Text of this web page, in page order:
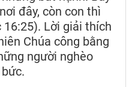
đây, còn con thì
16:25). Lời giải thích
Chúa công bằng
người nghèo